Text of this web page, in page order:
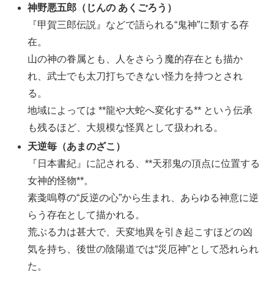
神野悪五郎（じんの あくごろう）
『甲賀三郎伝説』などで語られる“鬼神”に類する存
在。
山の神の眷属とも、人をさらう魔的存在とも描か
れ、武士でも太刀打ちできない怪力を持つとされ
る。
地域によっては **龍や大蛇へ変化する** という伝承
も残るほど、大規模な怪異として扱われる。
天逆毎（あまのざこ）
『日本書紀』に記される、**天邪鬼の頂点に位置する
女神的怪物**。
素戔嗚尊の“反逆の心”から生まれ、あらゆる神意に逆
らう存在として描かれる。
荒ぶる力は甚大で、天変地異を引き起こすほどの凶
気を持ち、後世の陰陽道では“災厄神”として恐れられ
た。